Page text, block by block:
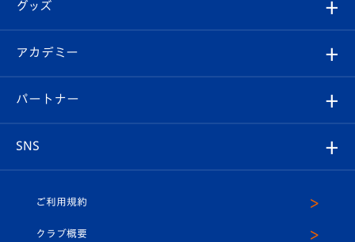
チケット
イベント
メディア
ホームタウン
スタッフプロフィール
マスコット紹介
Revive Team
ヴィヴィくんの長崎おもてなしガイド
フォトギャラリー
スタジアムグルメ
V-LOVERS（ファンクラブ）
プレイヤーズスイート
グッズ
オンラインショップ
店舗情報
アカデミー
育成からのお知らせ
U-18
パートナー
SNS
ヴィヴィくんインスタグラム
ご利用規約
クラブ概要